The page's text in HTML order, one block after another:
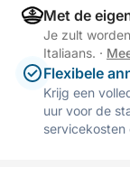
Met de
Je zult
Italiaans. ·
Flexibele
Krijg een
uur voor de
servicekosten